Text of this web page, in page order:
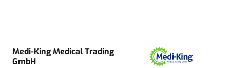
Medi-King Medical Trading
GmbH